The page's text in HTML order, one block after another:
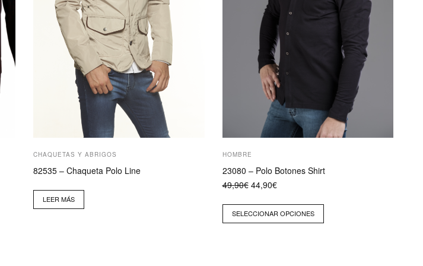
CHAQUETAS Y ABRIGOS
82535 – Chaqueta Polo Line
LEER MÁS
HOMBRE
23080 – Polo Botones Shirt
49,90€ El
precio
era:
49,90€.
44,90€El
precio
es:
44,90€.
SELECCIONAR OPCIONES
producto